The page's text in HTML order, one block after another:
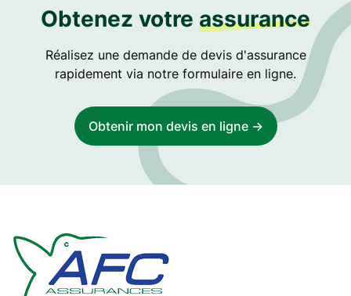
Obtenez votre assurance
Réalisez une demande de devis d'assurance
rapidement via notre formulaire en ligne.
Obtenir mon devis en ligne ->